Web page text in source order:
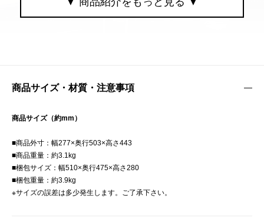
商品サイズ・材質・注意事項
商品サイズ（約mm）
■商品外寸：幅277×奥行503×高さ443
■商品重量：約3.1kg
■梱包サイズ：幅510×奥行475×高さ280
■梱包重量：約3.9kg
※サイズの誤差は多少発生します。ご了承下さい。